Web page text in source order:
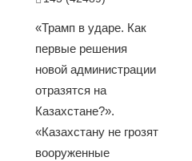
«Трамп в ударе. Как
первые решения
новой администрации
отразятся на
Казахстане?».
«Казахстану не грозят
вооруженные